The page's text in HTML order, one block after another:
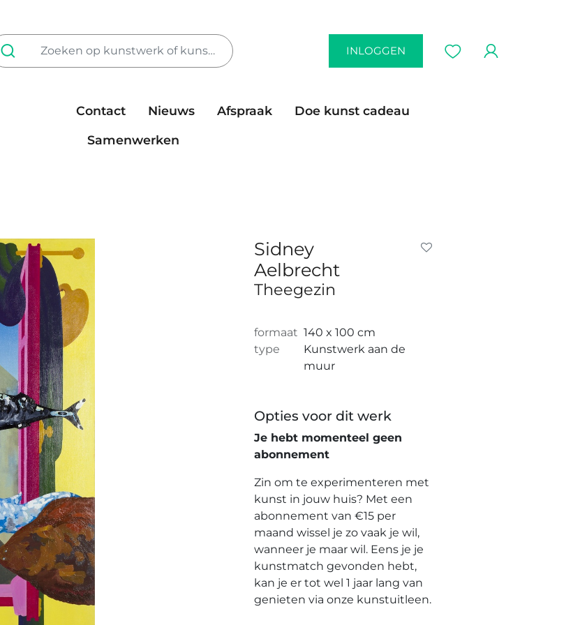
INLOGGEN
Contact Nieuws Afspraak
Doe kunst cadeau
Samenwerken
Sidney
Aelbrecht
Theegezin
formaat 140 x 100 cm
type
Kunstwerk aan de
muur
Opties voor dit werk
Je hebt momenteel geen
abonnement
Zin om te experimenteren met
kunst in jouw huis? Met een
abonnement van €15 per
maand wissel je zo vaak je wil,
wanneer je maar wil. Eens je je
kunstmatch gevonden hebt,
kan je er tot wel 1 jaar lang van
genieten via onze kunstuitleen.